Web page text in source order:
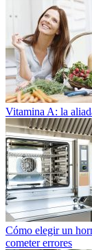
Vitamina A: la
Cómo elegir un
cometer errores